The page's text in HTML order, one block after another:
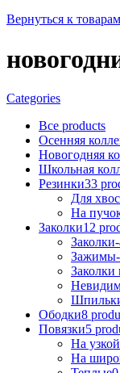
Вернуться к товарам
Categories
Все products
Осенняя
Новогодняя
Школьная
Резинки33
Для
На
Заколки12
Зажимы-
Заколки
Ободки8
Повязки5
На
На